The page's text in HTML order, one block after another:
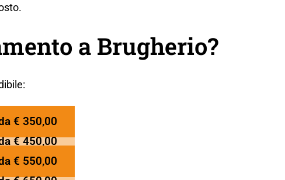
a Brugherio?
€ 350,00
€ 450,00
€ 550,00